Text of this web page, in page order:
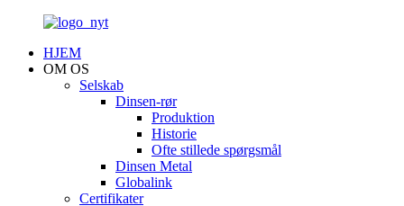
HJEM
OM OS
Selskab
Dinsen-rør
Produktion
Historie
Ofte stillede spørgsmål
Dinsen Metal
Globalink
Certifikater